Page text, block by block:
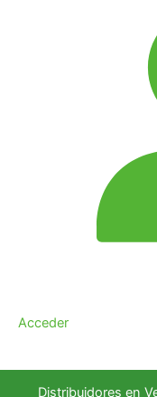
Acceder
Distribuidores en